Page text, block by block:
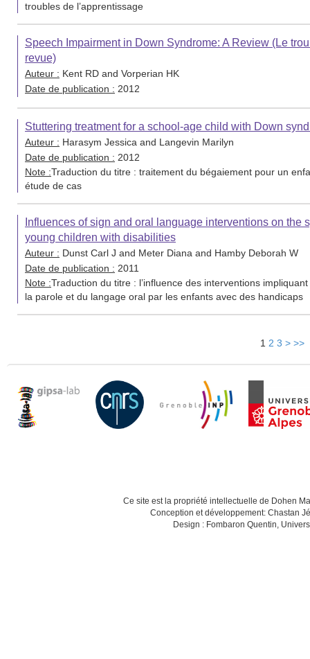
troubles de l’apprentissage
Speech Impairment in Down Syndrome: A Review (Le
revue)
Auteur : Kent RD and Vorperian HK
Date de publication : 2012
Stuttering treatment for a school-age child with Down
Auteur : Harasym Jessica and Langevin Marilyn
Date de publication : 2012
Note :Traduction du titre : traitement du bégaiement pour un
étude de cas
Influences of sign and oral language interventions on the
young children with disabilities
Auteur : Dunst Carl J and Meter Diana and Hamby Deborah W
Date de publication : 2011
Note :Traduction du titre : l’influence des interventions
la parole et du langage oral par les enfants avec des handicaps
1 2 3 > >>
Ce site est la propriété intellectuelle de Dohen
Conception et développement: Chastan
Design : Fombaron Quentin,